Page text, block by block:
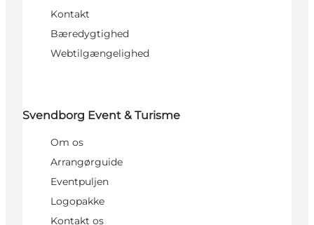
Kontakt
Bæredygtighed
Webtilgængelighed
Svendborg Event & Turisme
Om os
Arrangørguide
Eventpuljen
Logopakke
Kontakt os